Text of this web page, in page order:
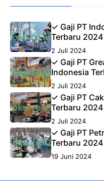
✓ Gaji PT
Terbaru 2024
2 Juli 2024
✓ Gaji PT
Indonesia
2 Juli 2024
✓ Gaji PT
Terbaru 2024
2 Juli 2024
✓ Gaji PT
Terbaru 2024
19 Juni 2024